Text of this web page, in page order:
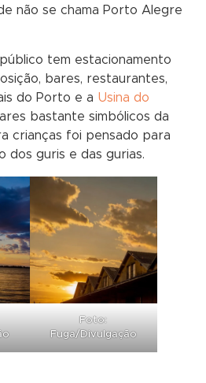
não se chama Porto Alegre
tem estacionamento
bares, restaurantes,
do Porto e a Usina do
bastante simbólicos da
crianças foi pensado para
dos guris e das gurias.
Foto:
Fuga/Divulgação